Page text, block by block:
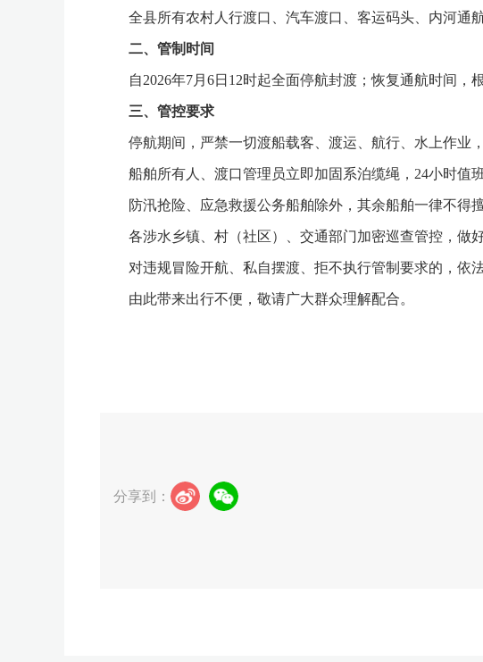
全县所有农村人行渡口、汽车渡口、客运码头、内河通航
二、管制时间
自2026年7月6日12时起全面停航封渡；恢复通航时间，
三、管控要求
停航期间，严禁一切渡船载客、渡运、航行、水上作业，
船舶所有人、渡口管理员立即加固系泊缆绳，24小时值班
防汛抢险、应急救援公务船舶除外，其余船舶一律不得擅
各涉水乡镇、村（社区）、交通部门加密巡查管控，做好
对违规冒险开航、私自摆渡、拒不执行管制要求的，依法
由此带来出行不便，敬请广大群众理解配合。
分享到：